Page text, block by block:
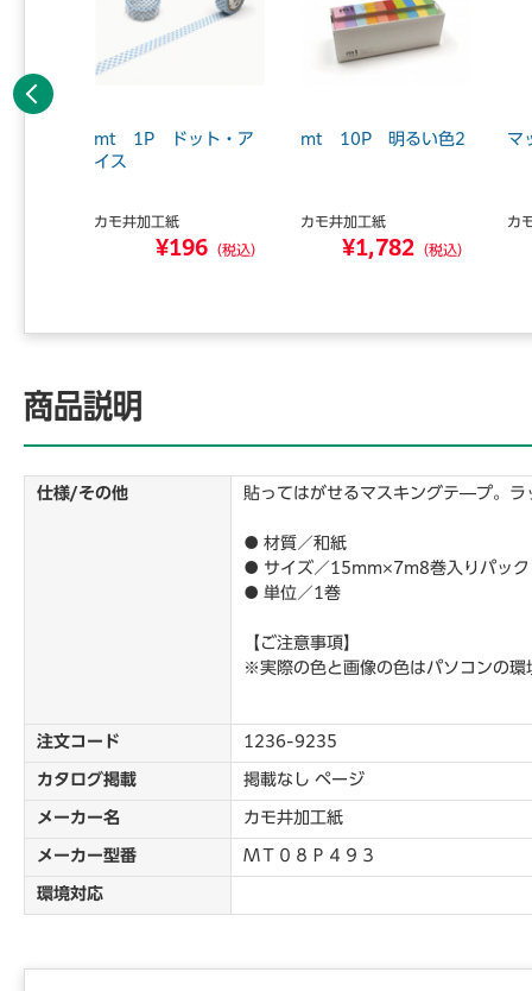
mt 1P ドット・ア
イス
カモ井加工紙
¥196 （税込）
mt 10P 明るい色2
カモ井加工紙
¥1,782 （税込）
マ
カ
前へ
商品説明
仕様/その他 貼ってはがせるマスキングテ―プ。
● 材質／和紙
● サイズ／15mm×7m8巻入りパック
● 単位／1巻
【ご注意事項】
※実際の色と画像の色はパソコンの環
注文コード 1236-9235
カタログ掲載 掲載なし ページ
メーカー名 カモ井加工紙
メーカー型番 ＭＴ０８Ｐ４９３
環境対応